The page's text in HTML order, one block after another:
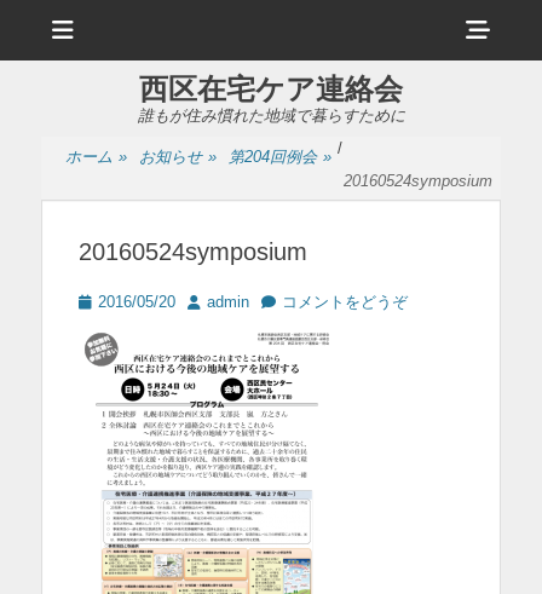
ュ
ヘ
ッ
サ
西区在宅ケア連絡会
誰もが住み慣れた地域で暮らすために
ホーム » お知らせ » /
第204回例会 »
20160524symposium
20160524symposium
投
日
2016/05/20
投 admin コメントをどうぞ